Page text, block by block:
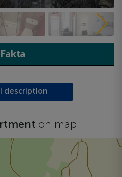
Fakta
description
on map